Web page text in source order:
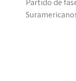
Partido de